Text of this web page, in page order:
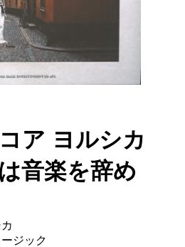
ア ヨルシカ
音楽を辞め
ジック